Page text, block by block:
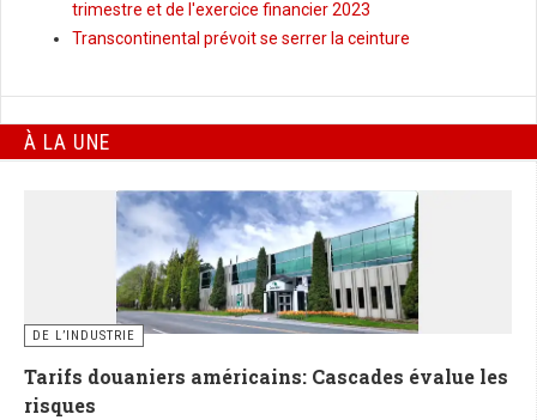
trimestre et de l'exercice financier 2023
Transcontinental prévoit se serrer la ceinture
À LA UNE
DE L’INDUSTRIE
Tarifs douaniers américains: Cascades évalue les
risques